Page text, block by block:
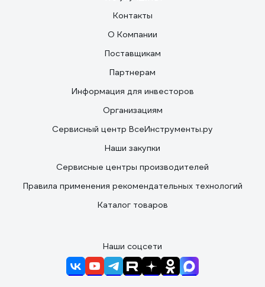
Контакты
О Компании
Поставщикам
Партнерам
Информация для инвесторов
Организациям
Сервисный центр ВсеИнструменты.ру
Наши закупки
Сервисные центры производителей
Правила применения рекомендательных технологий
Каталог товаров
Наши соцсети